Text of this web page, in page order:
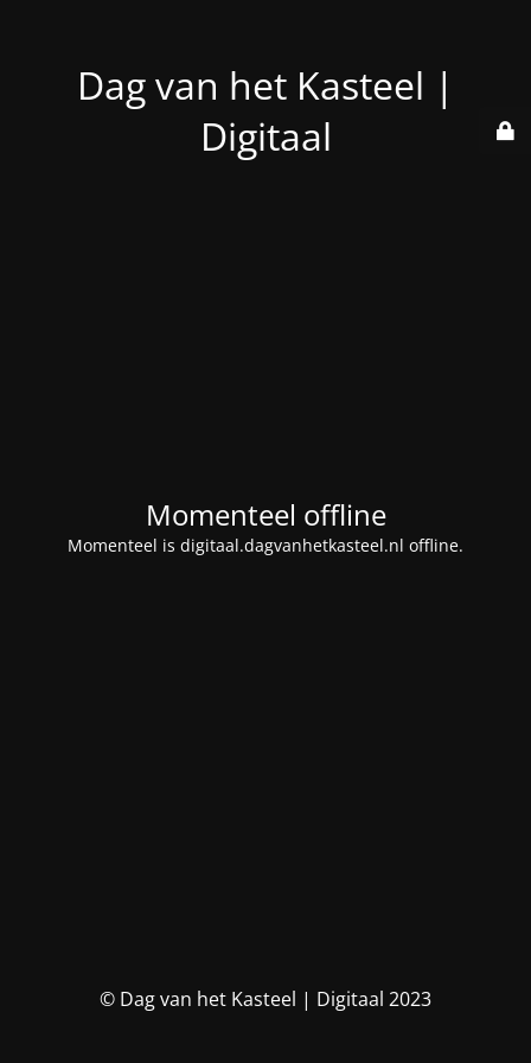
Dag van het Kasteel |
Digitaal
Momenteel offline
Momenteel is digitaal.dagvanhetkasteel.nl offline.
© Dag van het Kasteel | Digitaal 2023